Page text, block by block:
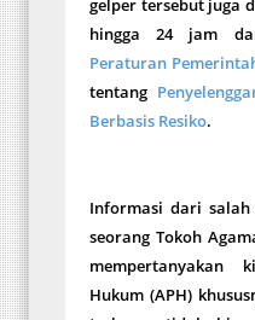
gelper tersebut juga
hingga 24 jam
Peraturan
tentang
Berbasis Resiko.
Informasi dari
seorang Tokoh
mempertanyakan
Hukum (APH)